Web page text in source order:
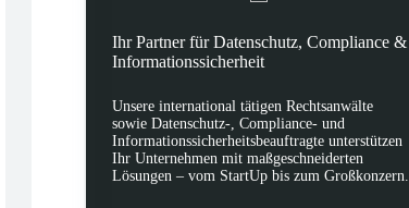
Ihr Partner für Datenschutz, Compliance &
Informationssicherheit
Unsere international tätigen Rechtsanwälte
sowie Datenschutz-, Compliance- und
Informationssicherheitsbeauftragte unterstützen
Ihr Unternehmen mit maßgeschneiderten
Lösungen – vom StartUp bis zum Großkonzern.